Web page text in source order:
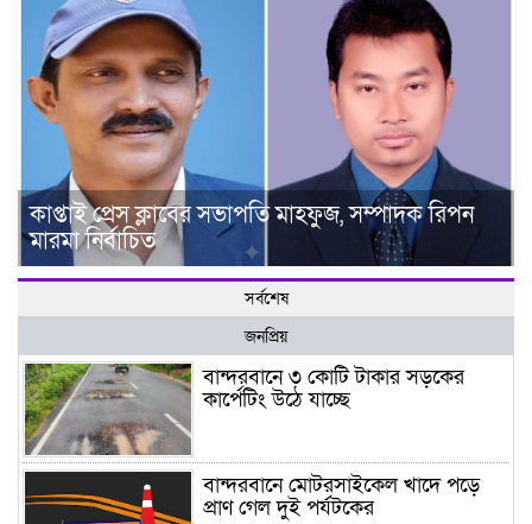
কাপ্তাই প্রেস ক্লাবের সভাপতি মাহফুজ, সম্পাদক রিপন
মারমা নির্বাচিত
সর্বশেষ
জনপ্রিয়
বান্দরবানে ৩ কোটি টাকার সড়কের
কার্পেটিং উঠে যাচ্ছে
বান্দরবানে মোটরসাইকেল খাদে পড়ে
প্রাণ গেল দুই পর্যটকের